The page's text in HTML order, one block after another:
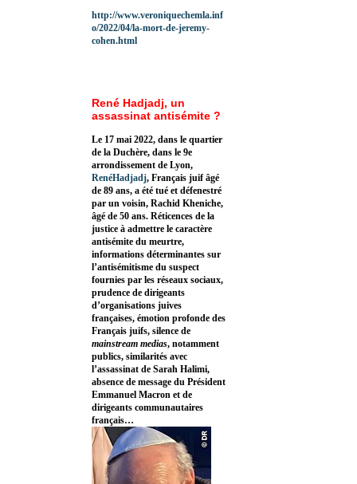
http://www.veroniquechemla.inf
o/2022/04/la-mort-de-jeremy-
cohen.html
René Hadjadj, un
assassinat antisémite ?
Le 17 mai 2022, dans le quartier
de la Duchère, dans le 9e
arrondissement de Lyon,
RenéHadjadj, Français juif âgé
de 89 ans, a été tué et défenestré
par un voisin, Rachid Kheniche,
âgé de 50 ans. Réticences de la
justice à admettre le caractère
antisémite du meurtre,
informations déterminantes sur
l’antisémitisme du suspect
fournies par les réseaux sociaux,
prudence de dirigeants
d’organisations juives
françaises, émotion profonde des
Français juifs, silence de
mainstream medias, notamment
publics, similarités avec
l’assassinat de Sarah Halimi,
absence de message du Président
Emmanuel Macron et de
dirigeants communautaires
français…